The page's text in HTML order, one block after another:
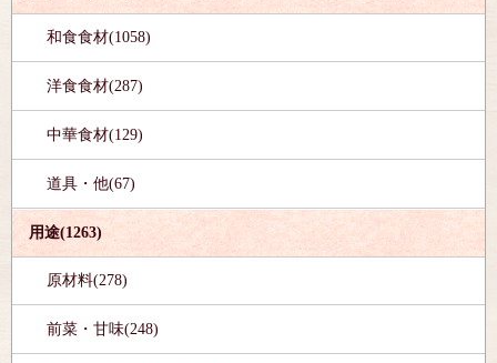
和食食材(1058)
洋食食材(287)
中華食材(129)
道具・他(67)
用途(1263)
原材料(278)
前菜・甘味(248)